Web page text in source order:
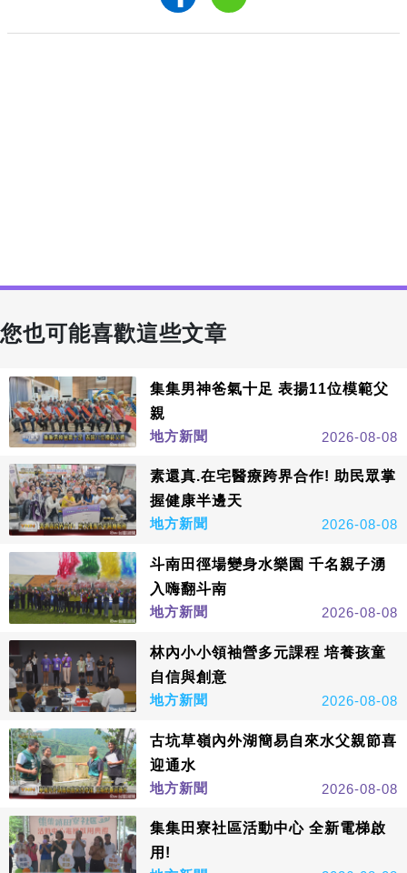
您也可能喜歡這些文章
集集男神爸氣十足 表揚11位模範父
親
地方新聞
2026-08-08
素還真.在宅醫療跨界合作! 助民眾掌
握健康半邊天
地方新聞
2026-08-08
斗南田徑場變身水樂園 千名親子湧
入嗨翻斗南
地方新聞
2026-08-08
林內小小領袖營多元課程 培養孩童
自信與創意
地方新聞
2026-08-08
古坑草嶺內外湖簡易自來水父親節喜
迎通水
地方新聞
2026-08-08
集集田寮社區活動中心 全新電梯啟
用!